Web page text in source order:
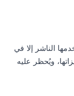
الناشر إلا في
ويُحظر عليه